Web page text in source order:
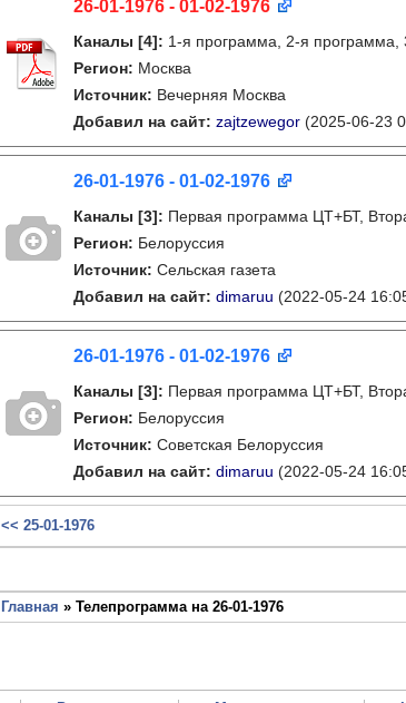
26-01-1976 - 01-02-1976
Каналы [4]: 1-я программа, 2-я
Регион: Москва
Источник: Вечерняя Москва
Добавил на сайт: zajtzewegor (2025-06-23
26-01-1976 - 01-02-1976
Каналы [3]: Первая программа ЦТ+БТ,
Регион: Белоруссия
Источник: Сельская газета
Добавил на сайт: dimaruu (2022-05-24
26-01-1976 - 01-02-1976
Каналы [3]: Первая программа ЦТ+БТ,
Регион: Белоруссия
Источник: Советская Белоруссия
Добавил на сайт: dimaruu (2022-05-24
<< 25-01-1976
Главная » Телепрограмма на 26-01-1976